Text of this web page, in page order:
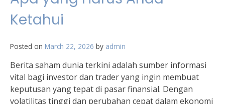
Ketahui
Posted on March 22, 2026 by admin
Berita saham dunia terkini adalah sumber informasi
vital bagi investor dan trader yang ingin membuat
keputusan yang tepat di pasar finansial. Dengan
volatilitas tinggi dan perubahan cepat dalam ekonomi